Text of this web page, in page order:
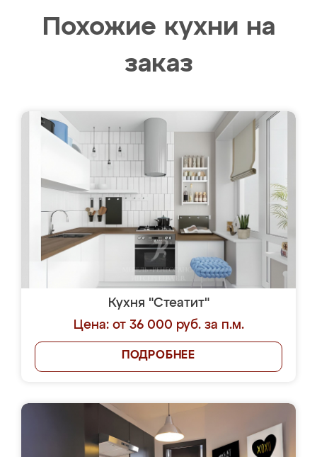
Похожие кухни на
заказ
Кухня "Стеатит"
Цена: от 36 000 руб. за п.м.
ПОДРОБНЕЕ